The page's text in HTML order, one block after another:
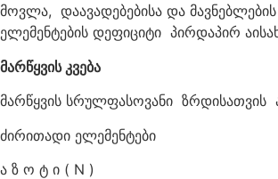
მოვლა, დაავადებებისა და
ელემენტების დეფიციტი პირდაპირ
მარწყვის კვება
მარწყვის სრულფასოვანი
ძირითადი ელემენტები
ა ზ ო ტ ი ( N )